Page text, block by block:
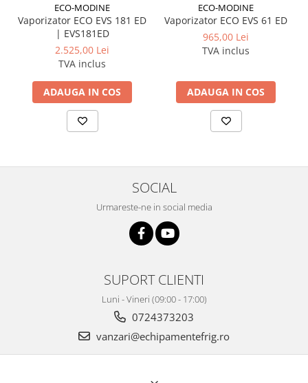
ECO-MODINE
Vaporizator ECO EVS 181 ED
| EVS181ED
2.525,00 Lei
TVA inclus
ADAUGA IN COS
ECO-MODINE
Vaporizator ECO EVS 61 ED
965,00 Lei
TVA inclus
ADAUGA IN COS
SOCIAL
Urmareste-ne in social media
SUPORT CLIENTI
Luni - Vineri (09:00 - 17:00)
0724373203
vanzari@echipamentefrig.ro